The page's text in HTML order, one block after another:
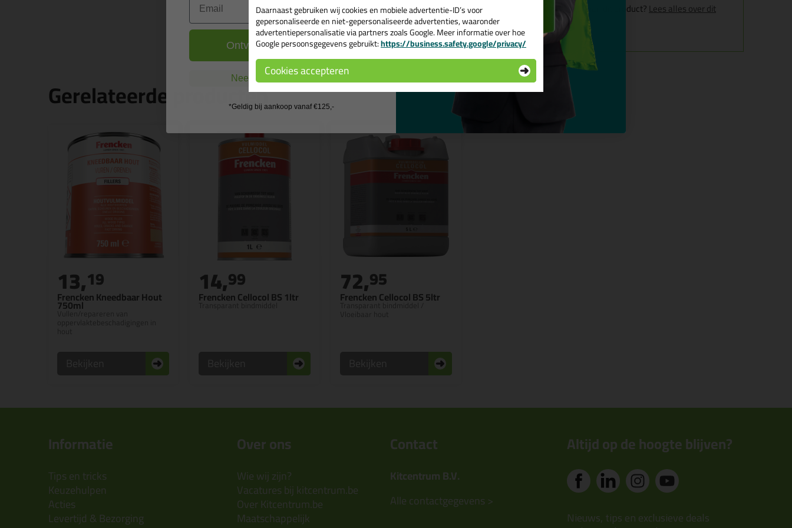
Wil je meer weten over de toepassing en kenmerken van dit product?Lees alles over dit
product >
Gerelateerde producten
Frencken Kneedbaar Hout
750ml
Vullen/repareren van
13,19
Frencken Cellocol BS 1ltr
Transparant bindmiddel
14,99
Frencken Cellocol BS 5ltr
Transparant bindmiddel /
72,95
Informatie
Tips en tricks
Keuzehulpen
Acties
Levertijd & Bezorging
Over ons
Wie wij zijn?
Vacatures bij kitcentrum.be
Over Kitcentrum.be
Maatschappelijk
Contact
Kitcentrum B.V.
Alle contactgegevens >
Altijd op de hoogte blijven?
Nieuws, tips en exclusieve deals
Daarnaast gebruiken wij cookies en mobiele advertentie-ID’s voor
gepersonaliseerde en niet-gepersonaliseerde advertenties, waaronder
advertentiepersonalisatie via partners zoals Google. Meer informatie over hoe
Google persoonsgegevens gebruikt:https://business.safety.google/privacy/
Cookies accepteren
Ontvang de actiecode ›
Nee, ik wil geen cadeau
*Geldig bij aankoop vanaf €125,-